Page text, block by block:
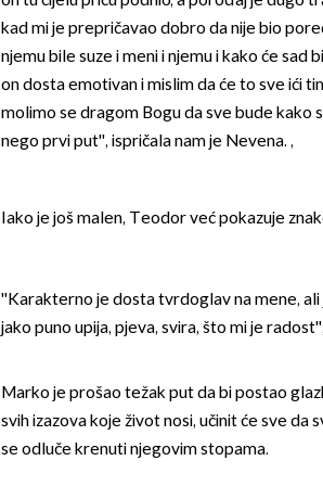
kad mi je prepričavao dobro da nije bio
njemu bile suze i meni i njemu i kako će sad
on dosta emotivan i mislim da će to sve ići
molimo se dragom Bogu da sve bude kako
nego prvi put'', ispričala nam je Nevena. ,
Iako je još malen, Teodor već pokazuje
''Karakterno je dosta tvrdoglav na mene,
jako puno upija, pjeva, svira, što mi je
Marko je prošao težak put da bi postao
svih izazova koje život nosi, učinit će sve da
se odluče krenuti njegovim stopama.